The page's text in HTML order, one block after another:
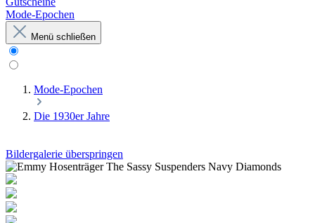
Mode-Epochen
Menü schließen
Mode-Epochen
Die 1930er Jahre
Bildergalerie überspringen